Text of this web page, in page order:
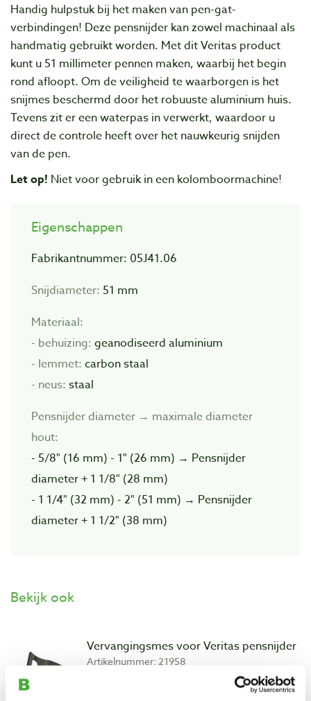
Handig hulpstuk bij het maken van pen-gat-
verbindingen! Deze pensnijder kan zowel machinaal als
handmatig gebruikt worden. Met dit Veritas product
kunt u 51 millimeter pennen maken, waarbij het begin
rond afloopt. Om de veiligheid te waarborgen is het
snijmes beschermd door het robuuste aluminium huis.
Tevens zit er een waterpas in verwerkt, waardoor u
direct de controle heeft over het nauwkeurig snijden
van de pen.
Let op! Niet voor gebruik in een kolomboormachine!
Eigenschappen
Fabrikantnummer: 05J41.06
Snijdiameter: 51 mm
Materiaal:
- behuizing: geanodiseerd aluminium
- lemmet: carbon staal
- neus: staal
Pensnijder diameter → maximale diameter
hout:
- 5/8" (16 mm) - 1" (26 mm) → Pensnijder
diameter + 1 1/8" (28 mm)
- 1 1/4" (32 mm) - 2" (51 mm) → Pensnijder
diameter + 1 1/2" (38 mm)
Bekijk ook
Vervangingsmes voor Veritas pensnijder
Artikelnummer: 21958